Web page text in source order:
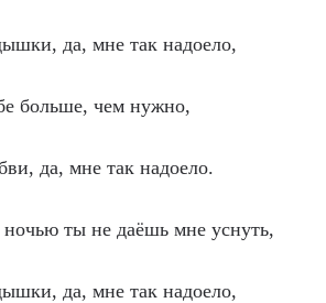
да, мне так надоело,
больше, чем нужно,
да, мне так надоело.
ты не даёшь мне уснуть,
да, мне так надоело,